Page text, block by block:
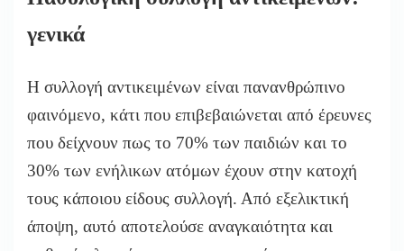
γενικά
Η συλλογή αντικειμένων είναι πανανθρώπινο
φαινόμενο, κάτι που επιβεβαιώνεται από έρευνες
που δείχνουν πως το 70% των παιδιών και το
30% των ενήλικων ατόμων έχουν στην κατοχή
τους κάποιου είδους συλλογή. Από εξελικτική
άποψη, αυτό αποτελούσε αναγκαιότητα και